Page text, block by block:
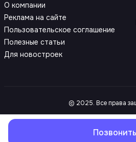
О компании
Реклама на сайте
Пользовательское соглашение
Полезные статьи
Для новостроек
© 2025. Все права
Позвонить